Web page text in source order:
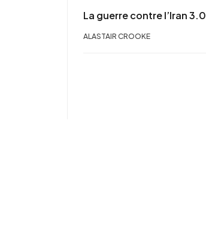
La guerre contre l’Iran 3.0
ALASTAIR CROOKE